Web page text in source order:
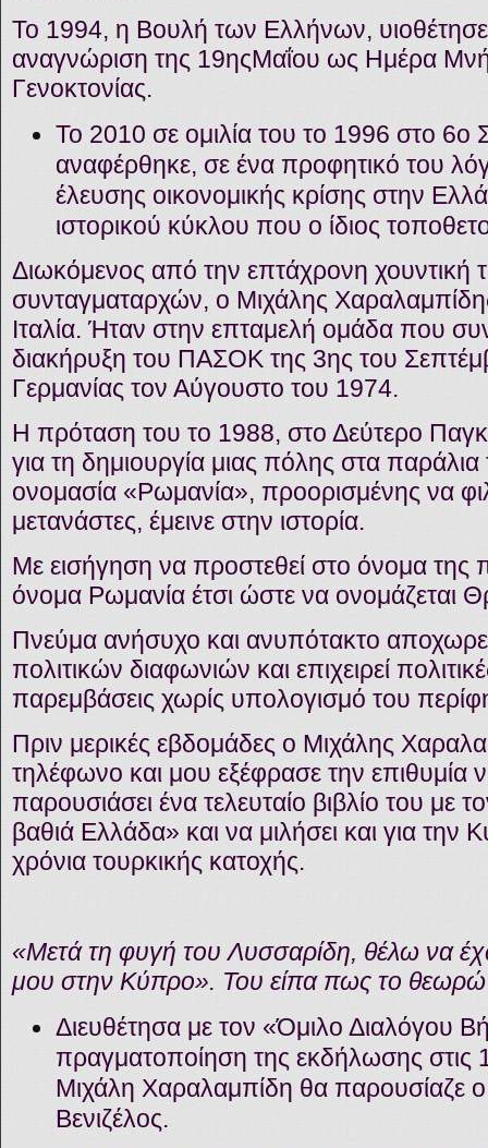
Το 1994, η Βουλή των Ελλήνων,
αναγνώριση της 19ηςΜαΐου ως Ημέρα
Γενοκτονίας.
Το 2010 σε ομιλία του το 1996 στο
αναφέρθηκε, σε ένα προφητικό του
έλευσης οικονομικής κρίσης στην
ιστορικού κύκλου που ο ίδιος
Διωκόμενος από την επτάχρονη χουντική
συνταγματαρχών, ο Μιχάλης
Ιταλία. Ήταν στην επταμελή ομάδα που
διακήρυξη του ΠΑΣΟΚ της 3ης του
Γερμανίας τον Αύγουστο του 1974.
Η πρόταση του το 1988, στο Δεύτερο
για τη δημιουργία μιας πόλης στα
ονομασία «Ρωμανία», προορισμένης να
μετανάστες, έμεινε στην ιστορία.
Με εισήγηση να προστεθεί στο όνομα της
όνομα Ρωμανία έτσι ώστε να ονομάζεται
Πνεύμα ανήσυχο και ανυπότακτο
πολιτικών διαφωνιών και επιχειρεί
παρεμβάσεις χωρίς υπολογισμό του
Πριν μερικές εβδομάδες ο Μιχάλης
τηλέφωνο και μου εξέφρασε την επιθυμία
παρουσιάσει ένα τελευταίο βιβλίο του με
βαθιά Ελλάδα» και να μιλήσει και για
χρόνια τουρκικής κατοχής.
«Μετά τη φυγή του Λυσσαρίδη, θέλω να
μου στην Κύπρο». Του είπα πως το θεωρώ
Διευθέτησα με τον «Όμιλο Διαλόγου
πραγματοποίηση της εκδήλωσης στις
Μιχάλη Χαραλαμπίδη θα παρουσίαζε
Βενιζέλος.